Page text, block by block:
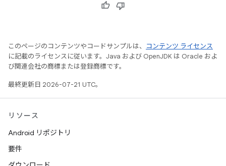
このページのコンテンツやコードサンプルは、
コンテンツ ライセンス
に記載のライセンスに従います。Java および OpenJDK は Oracle およ
び関連会社の商標または登録商標です。
最終更新日 2026-07-21 UTC。
リソース
Android リポジトリ
要件